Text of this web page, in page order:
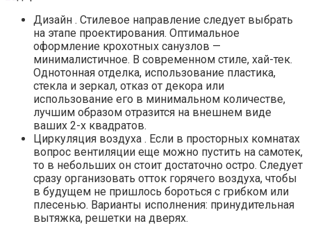
Дизайн . Стилевое направление следует выбрать
на этапе проектирования. Оптимальное
оформление крохотных санузлов —
минималистичное. В современном стиле, хай-тек.
Однотонная отделка, использование пластика,
стекла и зеркал, отказ от декора или
использование его в минимальном количестве,
лучшим образом отразится на внешнем виде
ваших 2-х квадратов.
Циркуляция воздуха . Если в просторных комнатах
вопрос вентиляции еще можно пустить на самотек,
то в небольших он стоит достаточно остро. Следует
сразу организовать отток горячего воздуха, чтобы
в будущем не пришлось бороться с грибком или
плесенью. Варианты исполнения: принудительная
вытяжка, решетки на дверях.